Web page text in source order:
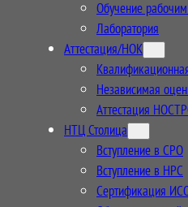
Обучение
Лаборатория
Аттестация/НОК
Независимая
Аттестация
НТЦ Столица
Вступление в СРО
Вступление в НРС
Сертификация